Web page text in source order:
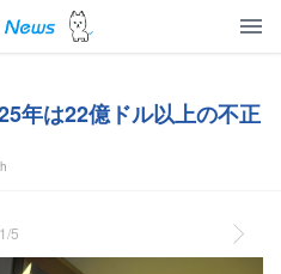
年は22億ドル以上の不正
1/5